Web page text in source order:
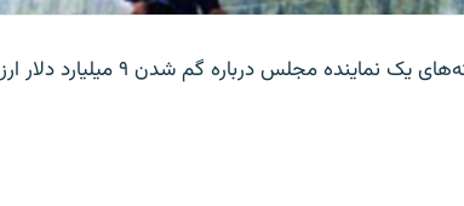
بانک مرکزی ایران روز جمعه با انتشار اطلاعیه‌ای، گفته‌های یک نماینده مجلس درباره گم شدن ۹ میلیارد دلار ارز